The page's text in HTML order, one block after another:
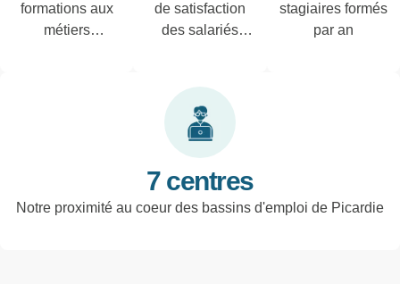
formations aux
métiers
de satisfaction
des salariés
stagiaires formés
par an
7 centres
Notre proximité au coeur des bassins d'emploi de Picardie